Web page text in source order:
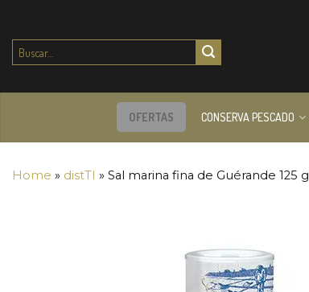
Buscar
por:
OFERTAS CONSERVA PESCADO
Home » distTI » Sal marina fina de Guérande 125 g